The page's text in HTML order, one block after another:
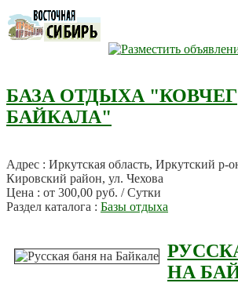
БАЗА ОТДЫХА "КОВЧЕГ
БАЙКАЛА"
Адрес : Иркутская область, Иркутский р-
Кировский район, ул. Чехова
Цена : от 300,00 руб. / Сутки
Раздел каталога : Базы отдыха
НА